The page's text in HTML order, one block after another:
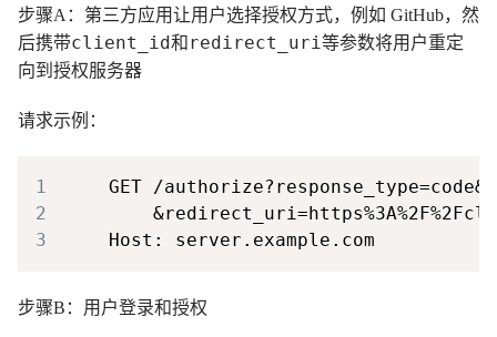
步骤A：第三方应用让用户选择授权方式，例如 GitHub，然
后携带client_id和 redirect_uri等参数将用户重定
向到授权服务器
请求示例：
1
2
3
步骤B：用户登录和授权